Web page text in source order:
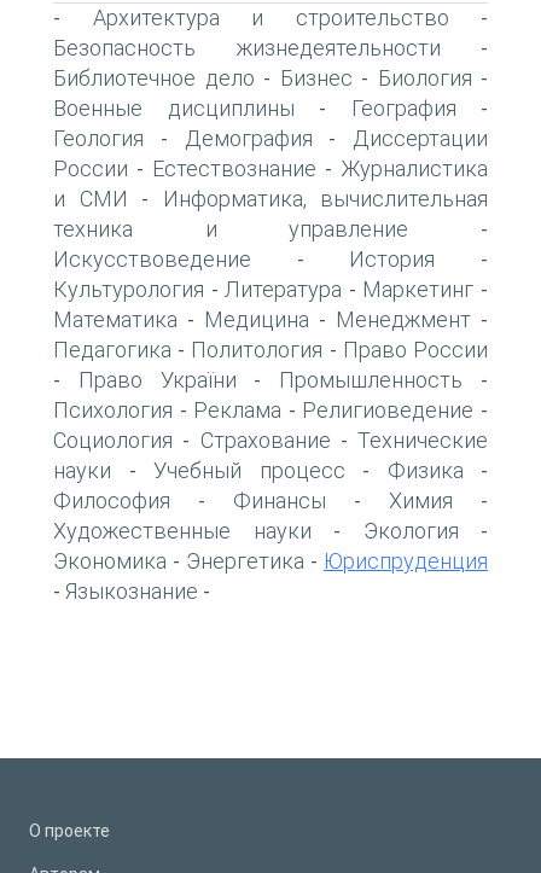
- Архитектура и строительство -
Безопасность жизнедеятельности -
Библиотечное дело - Бизнес - Биология -
Военные дисциплины - География -
Геология - Демография -
Диссертации
России - Естествознание - Журналистика
и СМИ -
Информатика, вычислительная
техника и управление -
Искусствоведение - История -
Культурология - Литература - Маркетинг -
Математика - Медицина - Менеджмент -
Педагогика - Политология - Право России
- Право України - Промышленность -
Психология - Реклама - Религиоведение -
Социология - Страхование - Технические
науки - Учебный процесс - Физика -
Философия - Финансы - Химия -
Художественные науки - Экология -
Экономика - Энергетика - Юриспруденция
- Языкознание -
О проекте